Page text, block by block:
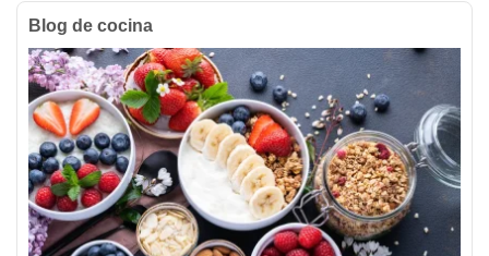
Blog de cocina